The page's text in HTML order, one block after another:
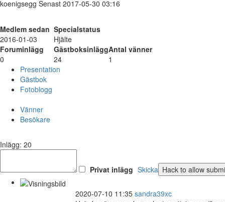
koenigsegg Senast 2017-05-30 03:16
Medlem sedan Specialstatus
2016-01-03
Hjälte
Foruminlägg
GästboksinläggAntal vänner
0
24
1
Presentation
Gästbok
Fotoblogg
Vänner
Besökare
Inlägg: 20
Privat inlägg Skicka
2020-07-10 11:35 sandra39xc